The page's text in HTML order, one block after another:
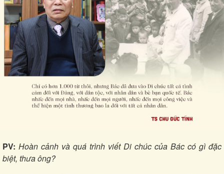
PV: Hoàn cảnh và quá trình viết Di chúc của Bác có gì đặc
biệt, thưa ông?